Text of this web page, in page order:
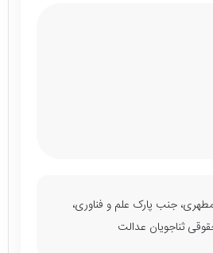
مطهری، جنب پارک علم و فناوری،
ثناجویان عدالت